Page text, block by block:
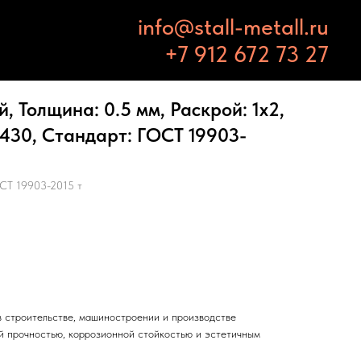
info@stall-metall.ru
+7 912 672 73 27
Толщина: 0.5 мм, Раскрой: 1х2,
Стандарт: ГОСТ 19903-
19903-2015 т
машиностроении и производстве
прочностью, коррозионной стойкостью и эстетичным